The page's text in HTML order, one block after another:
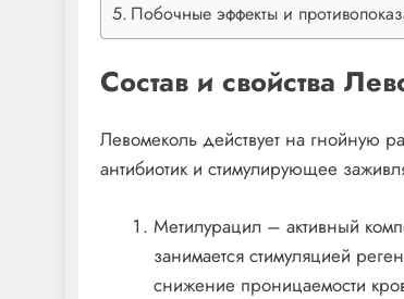
Побочные эффекты и
Состав и свойства
Левомеколь действует на гнойную
антибиотик и стимулирующее
Метилурацил – активный
занимается стимуляцией
снижение проницаемости